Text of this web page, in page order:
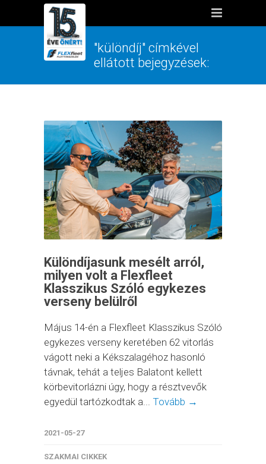
"különdíj" címkével
ellátott bejegyzések:
Különdíjasunk mesélt arról,
milyen volt a Flexfleet
Klasszikus Szóló egykezes
verseny belülről
Május 14-én a Flexfleet Klasszikus Szóló
egykezes verseny keretében 62 vitorlás
vágott neki a Kékszalagéhoz hasonló
távnak, tehát a teljes Balatont kellett
körbevitorlázni úgy, hogy a résztvevők
egyedül tartózkodtak a... Tovább →
2021-05-27
SZAKMAI CIKKEK